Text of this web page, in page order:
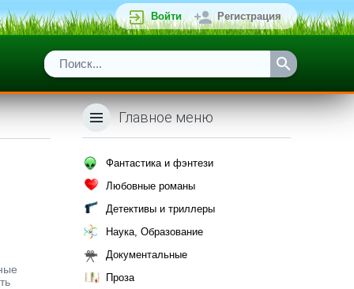
Войти Регистрация
Главное меню
Фантастика и фэнтези
Любовные романы
Детективы и триллеры
Наука, Образование
Документальные
Проза